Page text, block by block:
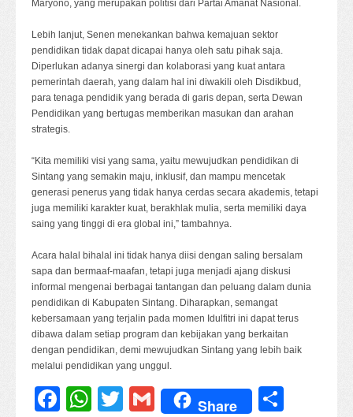
Maryono, yang merupakan politisi dari Partai Amanat Nasional.
Lebih lanjut, Senen menekankan bahwa kemajuan sektor
pendidikan tidak dapat dicapai hanya oleh satu pihak saja.
Diperlukan adanya sinergi dan kolaborasi yang kuat antara
pemerintah daerah, yang dalam hal ini diwakili oleh Disdikbud,
para tenaga pendidik yang berada di garis depan, serta Dewan
Pendidikan yang bertugas memberikan masukan dan arahan
strategis.
“Kita memiliki visi yang sama, yaitu mewujudkan pendidikan di
Sintang yang semakin maju, inklusif, dan mampu mencetak
generasi penerus yang tidak hanya cerdas secara akademis, tetapi
juga memiliki karakter kuat, berakhlak mulia, serta memiliki daya
saing yang tinggi di era global ini,” tambahnya.
Acara halal bihalal ini tidak hanya diisi dengan saling bersalam
sapa dan bermaaf-maafan, tetapi juga menjadi ajang diskusi
informal mengenai berbagai tantangan dan peluang dalam dunia
pendidikan di Kabupaten Sintang. Diharapkan, semangat
kebersamaan yang terjalin pada momen Idulfitri ini dapat terus
dibawa dalam setiap program dan kebijakan yang berkaitan
dengan pendidikan, demi mewujudkan Sintang yang lebih baik
melalui pendidikan yang unggul.
Facebook
WhatsApp
TwitterGmail
Share